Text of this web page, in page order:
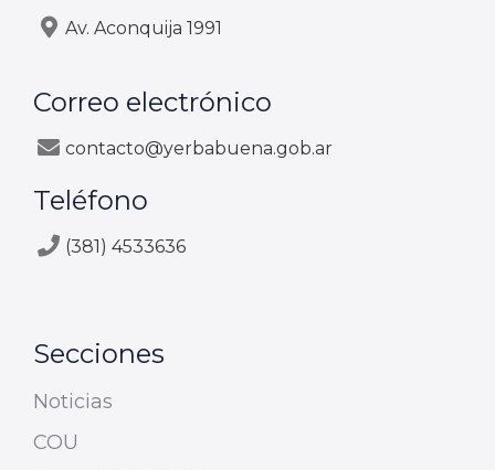
Av. Aconquija 1991
Correo electrónico
contacto@yerbabuena.gob.ar
Teléfono
(381) 4533636
Secciones
Noticias
COU